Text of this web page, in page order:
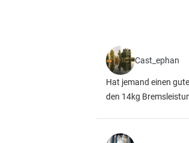
Cast_ephan
Hat jemand einen
den 14kg